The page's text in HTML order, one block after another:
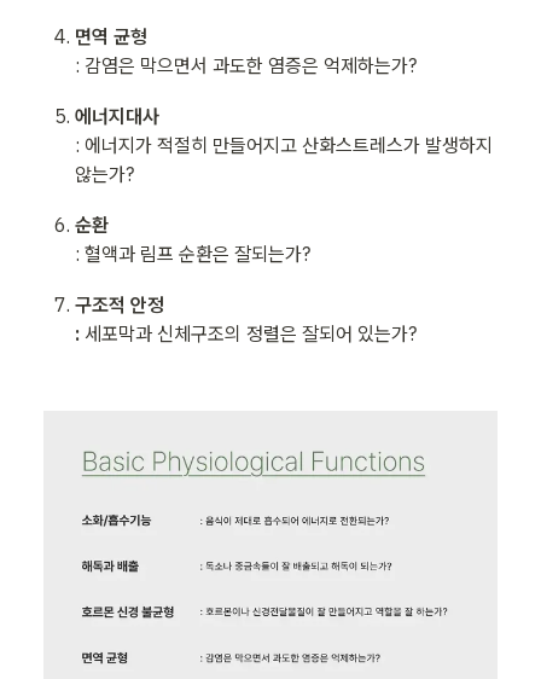
면역 균형
: 감염은 막으면서 과도한 염증은 억제하는가?
에너지대사
: 에너지가 적절히 만들어지고 산화스트레스가 발생하지
않는가?
순환
: 혈액과 림프 순환은 잘되는가?
구조적 안정
: 세포막과 신체구조의 정렬은 잘되어 있는가?